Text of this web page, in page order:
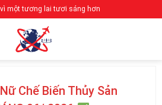
vì một tương lai tươi sáng hơn
Chế Biến Thủy Sản